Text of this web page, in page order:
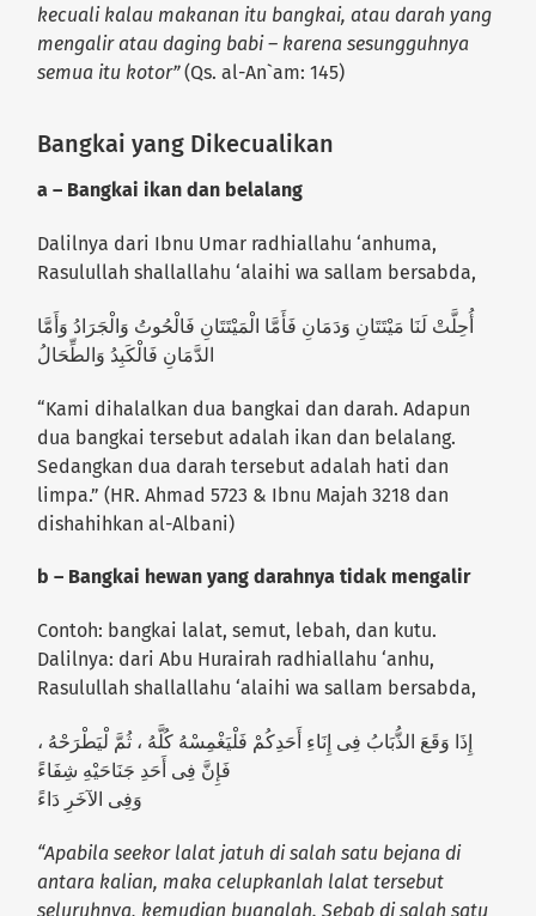
kecuali kalau makanan itu bangkai, atau darah yang
mengalir atau daging babi – karena sesungguhnya
semua itu kotor”(Qs. al-An`am: 145)
Bangkai yang Dikecualikan
a – Bangkai ikan dan belalang
Dalilnya dari Ibnu Umar radhiallahu ‘anhuma,
Rasulullah shallallahu ‘alaihi wa sallam bersabda,
أُحِلَّتْ لَنَا مَيْتَتَانِ وَدَمَانِ فَأَمَّا الْمَيْتَتَانِ فَالْحُوتُ وَالْجَرَادُ وَأَمَّا
الدَّمَانِ فَالْكَبِدُ وَالطِّحَالُ
“Kami dihalalkan dua bangkai dan darah. Adapun
dua bangkai tersebut adalah ikan dan belalang.
Sedangkan dua darah tersebut adalah hati dan
limpa.” (HR. Ahmad 5723 & Ibnu Majah 3218 dan
dishahihkan al-Albani)
b – Bangkai hewan yang darahnya tidak mengalir
Contoh: bangkai lalat, semut, lebah, dan kutu.
Dalilnya: dari Abu Hurairah radhiallahu ‘anhu,
Rasulullah shallallahu ‘alaihi wa sallam bersabda,
إِذَا وَقَعَ الذُّبَابُ فِى إِنَاءِ أَحَدِكُمْ فَلْيَغْمِسْهُ كُلَّهُ ، ثُمَّ لْيَطْرَحْهُ ،
فَإِنَّ فِى أَحَدِ جَنَاحَيْهِ شِفَاءً
وَفِى الآخَرِ دَاءً
“Apabila seekor lalat jatuh di salah satu bejana di
antara kalian, maka celupkanlah lalat tersebut
seluruhnya, kemudian buanglah. Sebab di salah satu